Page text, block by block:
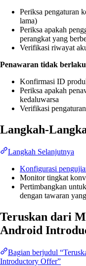
Periksa pengaturan
lama)
Periksa apakah
perangkat yang
Verifikasi riwayat
Penawaran tidak
Konfirmasi ID
Periksa apakah
kedaluwarsa
Verifikasi
Langkah-
Langkah Selanjutnya
Konfigurasi
Monitor tingkat
Pertimbangkan
dengan tawaran
Teruskan dari
Android
Bagian berjudul
Introductory Offer”